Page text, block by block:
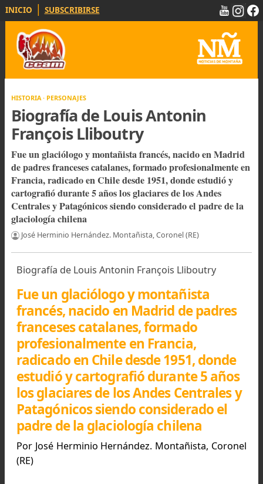
INICIO | SUBSCRIBIRSE
HISTORIA · PERSONAJES
Biografía de Louis Antonin
François Lliboutry
Fue un glaciólogo y montañista francés, nacido en
de padres franceses catalanes, formado
Francia, radicado en Chile desde 1951, donde estudió y
cartografió durante 5 años los glaciares de los Andes
Centrales y Patagónicos siendo considerado el padre de
glaciología chilena
Biografía de Louis Antonin François Lliboutry
Fue un glaciólogo y montañista
francés, nacido en Madrid de padres
franceses catalanes, formado
profesionalmente en Francia,
radicado en Chile desde 1951, donde
estudió y cartografió durante 5
los glaciares de los Andes Centrales
Patagónicos siendo considerado el
padre de la glaciología chilena